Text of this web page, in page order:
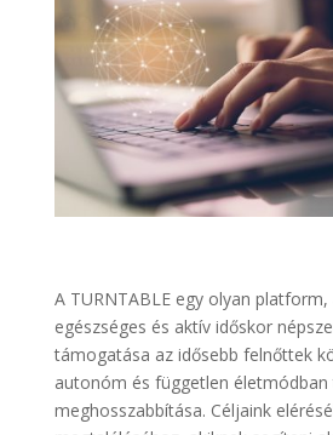
A TURNTABLE egy olyan
egészséges és aktív időskor
támogatása az idősebb felnőttek
autonóm és független
meghosszabbítása. Céljaink